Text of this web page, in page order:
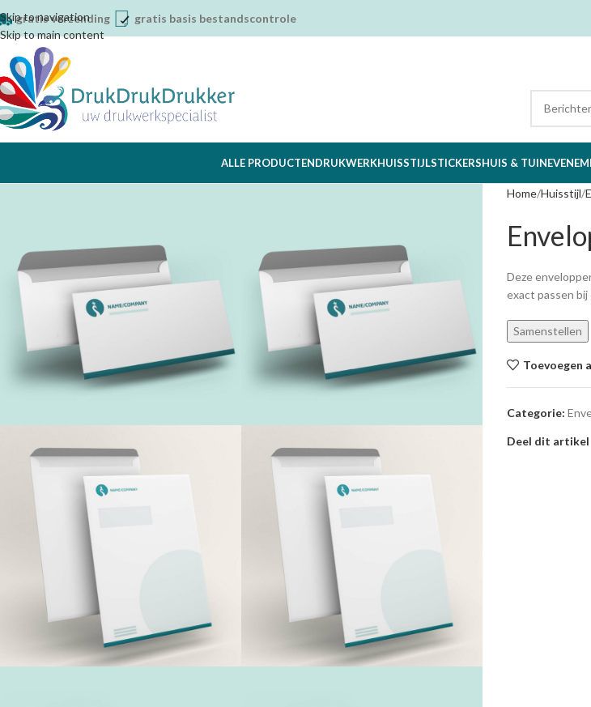
Skip to navigation
Skip to main content
gratis verzending gratis basis bestandscontrole
ALLE PRODUCTENDRUKWERKHUISSTIJLSTICKERSHUIS & TUIN
Home Huisstijl
Deze
exact passen
Samenstellen
Toevoegen
Categorie:
Deel dit artikel